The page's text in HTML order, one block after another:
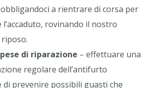
a rientrare di corsa per
l’accaduto, rovinando il nostro
di riparazione – effettuare una
regolare dell’antifurto
di prevenire possibili guasti che